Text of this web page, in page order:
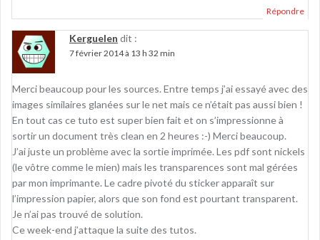
Répondre
Kerguelen dit :
7 février 2014 à 13 h 32 min
Merci beaucoup pour les sources. Entre temps j’ai essayé avec des
images similaires glanées sur le net mais ce n’était pas aussi bien !
En tout cas ce tuto est super bien fait et on s’impressionne à
sortir un document très clean en 2 heures :-) Merci beaucoup.
J’ai juste un problème avec la sortie imprimée. Les pdf sont nickels
(le vôtre comme le mien) mais les transparences sont mal gérées
par mon imprimante. Le cadre pivoté du sticker apparaît sur
l’impression papier, alors que son fond est pourtant transparent.
Je n’ai pas trouvé de solution.
Ce week-end j’attaque la suite des tutos.